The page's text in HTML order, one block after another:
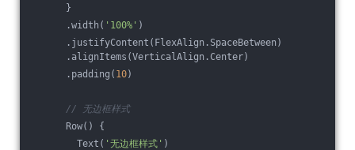
}
.width( '100%' )
.justifyContent(FlexAlign.SpaceBetween)
.alignItems(VerticalAlign.Center)
.padding( 10)
// 无边框样式
Row() {
Text( '无边框样式' )